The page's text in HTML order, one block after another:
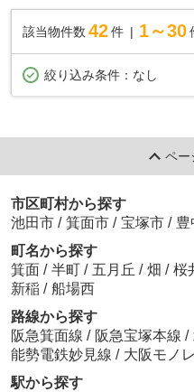
該当物件数 42件 1～30
絞り込み条件： なし
ペー
市区町村から探す
池田市 / 箕面市 / 宝塚市 / 豊
町名から探す
箕面 / 半町 / 五月丘 / 畑 / 桜
新稲 / 船場西
路線から探す
阪急箕面線 / 阪急宝塚本線 /
能勢電鉄妙見線 / 大阪モノ
駅から探す